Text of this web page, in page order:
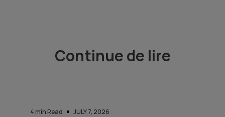
Continue de lire
4 min Read JULY 7, 2026